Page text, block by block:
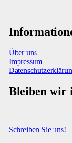
Über uns
Impressum
Bleiben wir
Schreiben Sie uns!